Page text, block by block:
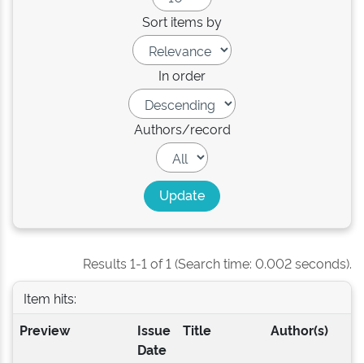
Sort items by
In order
Authors/record
Results 1-1 of 1 (Search time: 0.002 seconds).
Item hits:
Preview
Issue
Date
Title Author(s)